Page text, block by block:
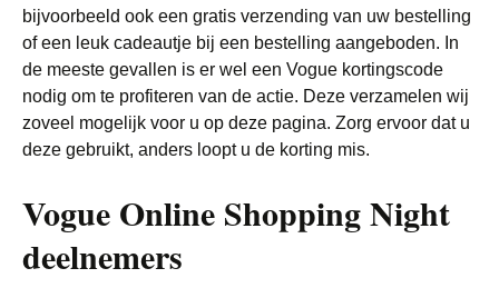
bijvoorbeeld ook een gratis verzending van uw bestelling
of een leuk cadeautje bij een bestelling aangeboden. In
de meeste gevallen is er wel een Vogue kortingscode
nodig om te profiteren van de actie. Deze verzamelen wij
zoveel mogelijk voor u op deze pagina. Zorg ervoor dat u
deze gebruikt, anders loopt u de korting mis.
Vogue Online Shopping Night
deelnemers